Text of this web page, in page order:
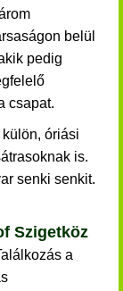
belül
pedig
csapat.
óriási
is.
senki senkit.
Szigetköz
a